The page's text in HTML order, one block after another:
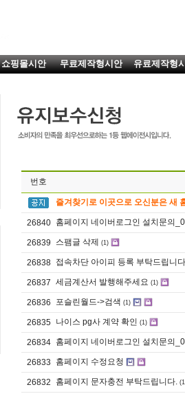
쇼핑몰시안 무료제작형시안 유료제작형
번호
즐겨찾기로 이곳으로 오신분은 새
26840 홈페이지 네이버로그인 설치문의
26839 스팸글 삭제 (1)
26838 접속차단 아이피 등록 부탁드립니다
26837 세금계산서 발행해주세요 (1)
26836 포슬린월드->검색 (1)
26835 나이스 pg사 계약 확인 (1)
26834 홈페이지 네이버로그인 설치문의
26833 홈페이지 수정요청
26832 홈페이지 문자충전 부탁드립니다.